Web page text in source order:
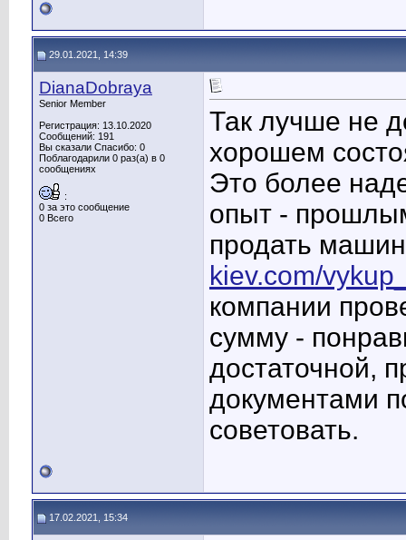
29.01.2021, 14:39
DianaDobraya
Senior Member
Регистрация: 13.10.2020
Сообщений: 191
Вы сказали Спасибо: 0
Поблагодарили 0 раз(а) в 0
сообщениях
:
0 за это сообщение
0 Всего
Так лучше не
хорошем
Это более
опыт -
продать
kiev.com/
компании
сумму -
достаточной,
документами
советовать.
17.02.2021, 15:34